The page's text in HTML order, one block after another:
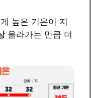
높은 기온이 지
올라가는 만큼 더